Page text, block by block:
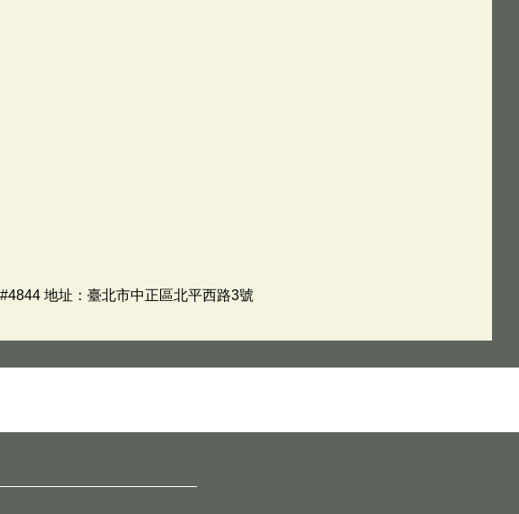
地址：臺北市中正區北平西路3號